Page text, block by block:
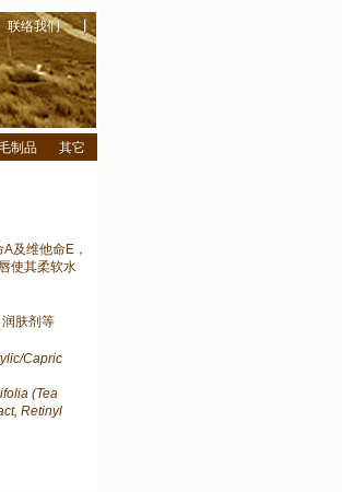
联络我们 ︱
制品 其它
及维他命E，
使其柔软水
肤剂等
Capric
(Tea
Retinyl